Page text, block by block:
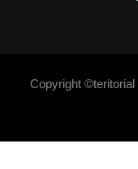
Copyright